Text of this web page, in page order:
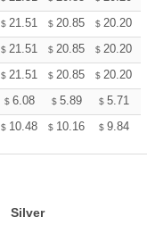
$ 21.51 $ 20.85 $ 20.20
$ 21.51 $ 20.85 $ 20.20
$ 21.51 $ 20.85 $ 20.20
$ 6.08 $ 5.89 $ 5.71
$ 10.48 $ 10.16 $ 9.84
Silver